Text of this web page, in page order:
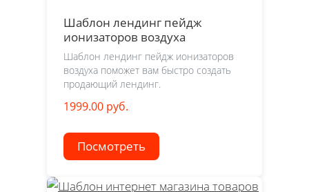
Шаблон лендинг пейдж
ионизаторов воздуха
Шаблон лендинг пейдж ионизаторов
воздуха поможет вам быстро создать
продающий лендинг.
1999.00 руб.
Посмотреть